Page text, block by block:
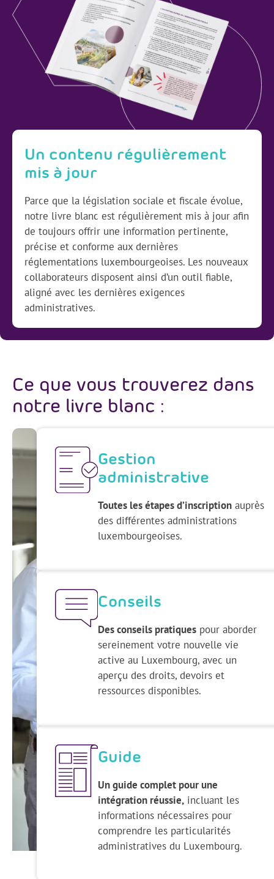
Un contenu régulièrement
mis à jour
Parce que la législation sociale et fiscale évolue,
notre livre blanc est régulièrement mis à jour afin
de toujours offrir une information pertinente,
précise et conforme aux dernières
réglementations luxembourgeoises. Les nouveaux
collaborateurs disposent ainsi d’un outil fiable,
aligné avec les dernières exigences
administratives.
Ce que vous trouverez dans
notre livre blanc :
Gestion
administrative
Toutes les étapes d’inscriptionauprès
des différentes administrations
luxembourgeoises.
Conseils
Des conseils pratiquespour aborder
sereinement votre nouvelle vie
active au Luxembourg, avec un
aperçu des droits, devoirs et
ressources disponibles.
Guide
Un guide complet pour une
intégration réussie,incluant les
informations nécessaires pour
comprendre les particularités
administratives du Luxembourg.